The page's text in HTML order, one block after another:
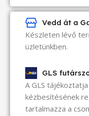
Vedd át a
Készleten lévő
üzletünkben.
GLS
A GLS
kézbesítésének
tartalmazza a